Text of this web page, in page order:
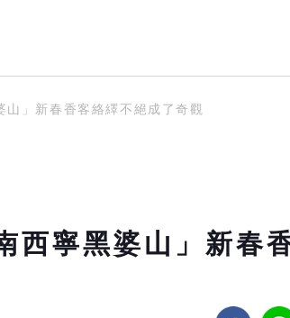
山」新春香客絡繹不絕成了奇觀
西寧黑婆山」新春